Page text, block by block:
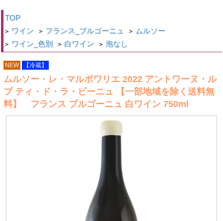
TOP
> ワイン > フランス_ブルゴーニュ > ムルソー
> ワイン_色別 > 白ワイン > 泡なし
NEW 【冷蔵】
ムルソー・レ・マルポワリエ 2022 アントワーヌ・ル
プ ティ・ド・ラ・ビーニュ 【一部地域を除く送料無
料】 フランス ブルゴーニュ 白ワイン 750ml